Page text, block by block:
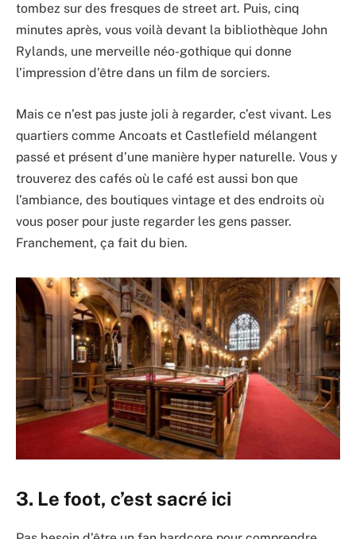
tombez sur des fresques de street art. Puis, cinq
minutes après, vous voilà devant la bibliothèque John
Rylands, une merveille néo-gothique qui donne
l’impression d’être dans un film de sorciers.
Mais ce n’est pas juste joli à regarder, c’est vivant. Les
quartiers comme Ancoats et Castlefield mélangent
passé et présent d’une manière hyper naturelle. Vous y
trouverez des cafés où le café est aussi bon que
l’ambiance, des boutiques vintage et des endroits où
vous poser pour juste regarder les gens passer.
Franchement, ça fait du bien.
3. Le foot, c’est sacré ici